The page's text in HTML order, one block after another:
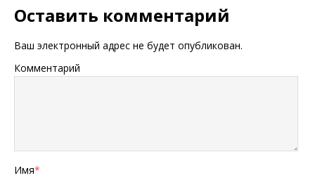
Оставить комментарий
Ваш электронный адрес не будет опубликован.
Комментарий
Имя*